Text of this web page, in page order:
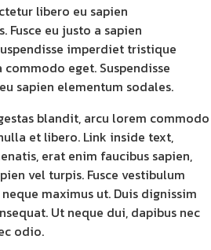
libero eu sapien
Fusce eu justo a sapien
imperdiet tristique
eget. Suspendisse
sapien elementum sodales.
blandit, arcu lorem commodo
et libero. Link inside text,
erat enim faucibus sapien,
vel turpis. Fusce vestibulum
maximus ut. Duis dignissim
Ut neque dui, dapibus nec
odio.